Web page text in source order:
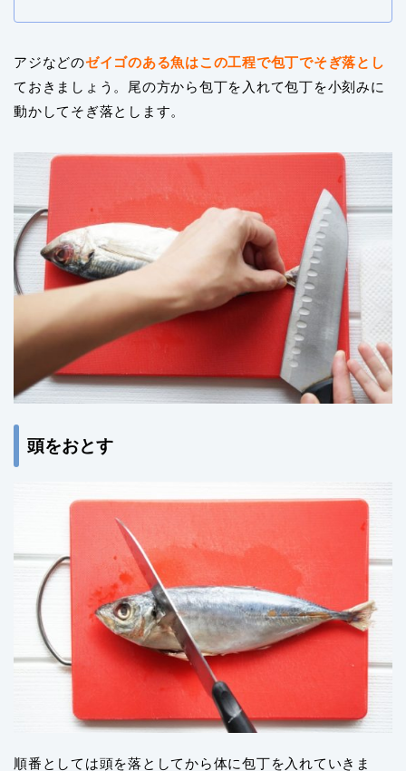
アジなどのゼイゴのある魚はこの工程で包丁でそぎ落とし
ておきましょう。尾の方から包丁を入れて包丁を小刻みに
動かしてそぎ落とします。
頭をおとす
順番としては頭を落としてから体に包丁を入れていきま